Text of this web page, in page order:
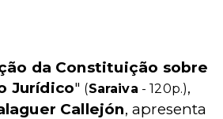
da Constituição sobre
Jurídico" (Saraiva - 120p.),
Callejón, apresenta